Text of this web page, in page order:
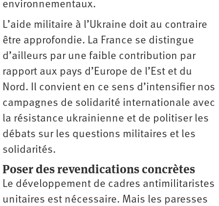
environnementaux.
L’aide militaire à l’Ukraine doit au contraire
être approfondie. La France se distingue
d’ailleurs par une faible contribution par
rapport aux pays d’Europe de l’Est et du
Nord. Il convient en ce sens d’intensifier nos
campagnes de solidarité internationale avec
la résistance ukrainienne et de politiser les
débats sur les questions militaires et les
solidarités.
Poser des revendications concrètes
Le développement de cadres antimilitaristes
unitaires est nécessaire. Mais les paresses